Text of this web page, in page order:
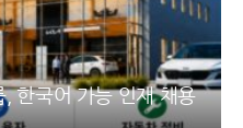
한국어 가능 인재 채용